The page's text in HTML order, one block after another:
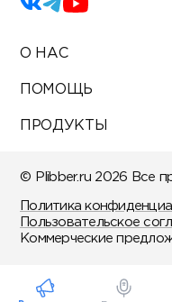
О НАС
ПОМОЩЬ
ПРОДУКТЫ
© Plibber.ru 2026 Все
Политика
Пользовательское
Коммерческие